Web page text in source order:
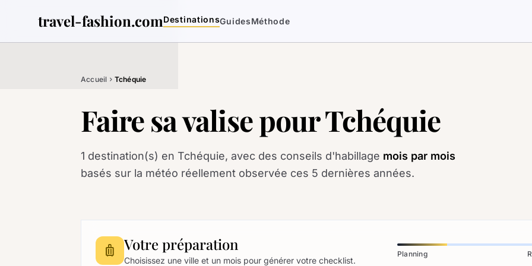
travel-fashion.comDestinationsGuidesMéthode
Accueil chevron_right Tchéquie
Faire sa valise pour Tchéquie
1 destination(s) en Tchéquie, avec des conseils d'habillage mois par mois
basés sur la météo réellement observée ces 5 dernières années.
luggage Votre préparation
Choisissez une ville et un mois pour générer votre checklist.
Planning